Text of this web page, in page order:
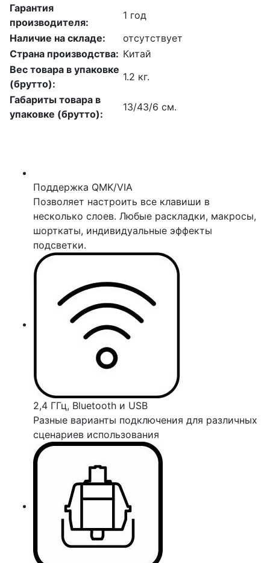
Поддержка QMK/VIA
Позволяет настроить все клавиши в
несколько слоев. Любые раскладки, макросы,
шорткаты, индивидуальные эффекты
подсветки.
2,4 ГГц, Bluetooth и USB
Разные варианты подключения для различных
сценариев использования
Гарантия
производителя:
1 год
Наличие на складе:
отсутствует
Страна производства: Китай
Вес товара в упаковке
(брутто):
1.2 кг.
Габариты товара в
упаковке (брутто):
13/43/6 см.